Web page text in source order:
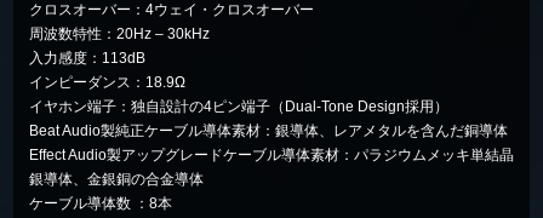
クロスオーバー：4ウェイ・クロスオーバー
周波数特性：20Hz – 30kHz
入力感度：113dB
インピーダンス：18.9Ω
イヤホン端子：独自設計の4ピン端子（Dual-Tone Design採用）
Beat Audio製純正ケーブル導体素材：銀導体、レアメタルを含んだ銅導体
Effect Audio製アップグレードケーブル導体素材：パラジウムメッキ単結晶
銀導体、金銀銅の合金導体
ケーブル導体数 ：8本